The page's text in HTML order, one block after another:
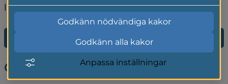
livet i skogen.
E-tjänst för förskola och fritidshem
Om oss
Godkänn nödvändiga kakor
Godkänn alla kakor
Anpassa inställningar